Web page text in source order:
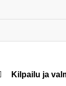
Kilpailu ja